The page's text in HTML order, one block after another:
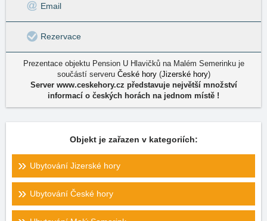
Email
Rezervace
Prezentace objektu Pension U Hlavičků na Malém Semerinku je
součástí serveru České hory(Jizerské hory)
Server www.ceskehory.cz představuje největší množství
informací o českých horách na jednom místě !
Objekt je zařazen v kategoriích:
Ubytování Jizerské hory
Ubytování České hory